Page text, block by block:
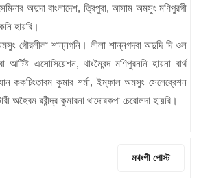
অদুদা বাংলাদেশ, ত্রিপুরা, আসাম অমসুং মণিপুরগী
হায়রি।
গৌরলীলা শান্নগনি। লীলা শান্নগদবা অদুদি দি ওল
আর্টিষ্ট এসোসিয়েশন, থাংমৈবন্দ মণিপুরননি হায়না বার্থ
ককচিংতাবম কুমার শর্মা, ইম্ফাল অমসুং সেলেব্রেশন
অহৈবম রবীন্দ্র কুমারনা থাদোরকপা চেরোলদা হায়রি।
মথংগী পোস্ট